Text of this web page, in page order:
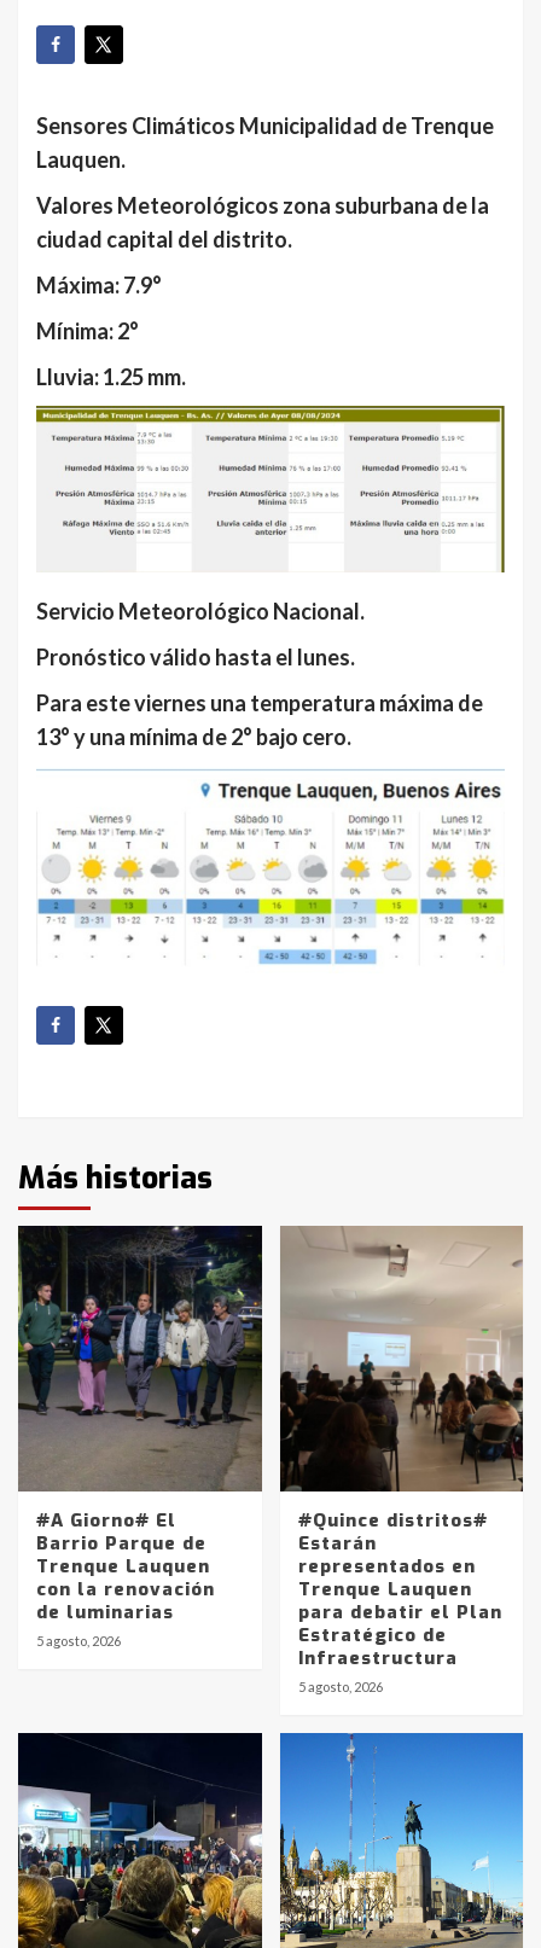
Sensores Climáticos Municipalidad de Trenque
Lauquen.
Valores Meteorológicos zona suburbana de la
ciudad capital del distrito.
Máxima: 7.9°
Mínima: 2°
Lluvia: 1.25 mm.
Servicio Meteorológico Nacional.
Pronóstico válido hasta el lunes.
Para este viernes una temperatura máxima de
13° y una mínima de 2° bajo cero.
Más historias
#A Giorno# El
Barrio Parque de
Trenque Lauquen
con la renovación
de luminarias
5 agosto, 2026
#Quince distritos#
Estarán
representados en
Trenque Lauquen
para debatir el Plan
Estratégico de
Infraestructura
5 agosto, 2026